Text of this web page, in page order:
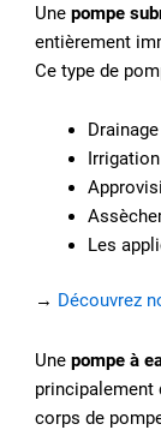
Unepompe
entièrement
Ce type de
Les
→ Découvrez
Unepompe à
principalement
corps de